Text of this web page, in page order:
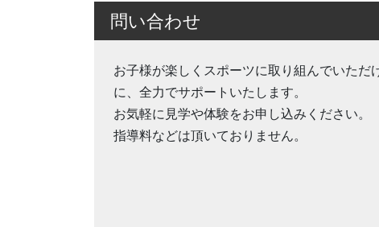
問い合わせ
お子様が楽しくスポーツに取り組んでいただ
に、全力でサポートいたします。
お気軽に見学や体験をお申し込みください。
指導料などは頂いておりません。